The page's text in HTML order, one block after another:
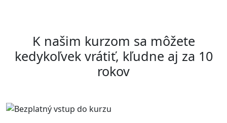
K našim kurzom sa môžete
kedykoľvek vrátiť, kľudne aj za 10
rokov